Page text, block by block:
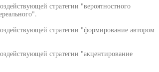
стратегии "вероятностного
стратегии "формирование автором
стратегии "акцентирование